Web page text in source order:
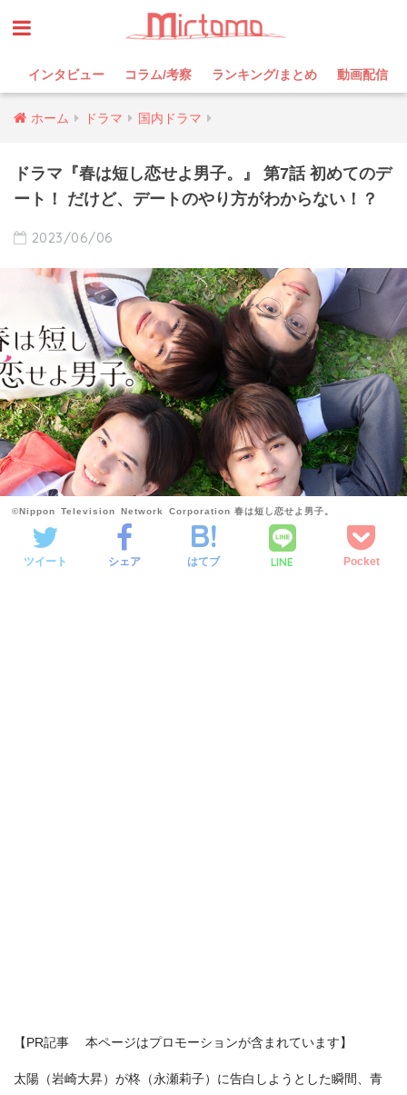
インタビュー コラム/考察 ランキング/まとめ 動画配信
ホーム ドラマ 国内ドラマ
ドラマ『春は短し恋せよ男子。』 第7話 初めてのデ
ート！ だけど、デートのやり方がわからない！？
2023/06/06
©Nippon Television Network Corporation 春は短し恋せよ男子。
ツイート シェア はてブ LINE Pocket
【PR記事 本ページはプロモーションが含まれています】
太陽（岩崎大昇）が柊（永瀬莉子）に告白しようとした瞬間、青